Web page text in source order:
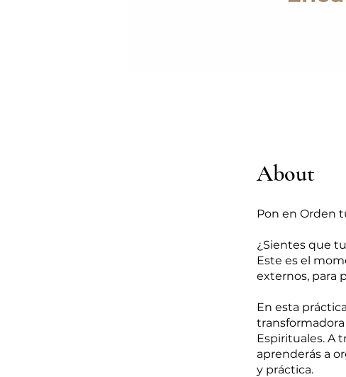
About
Pon en Orden
¿Sientes que
Este es el
externos, para
En esta
transformadora
Espirituales. A
aprenderás a
y práctica.